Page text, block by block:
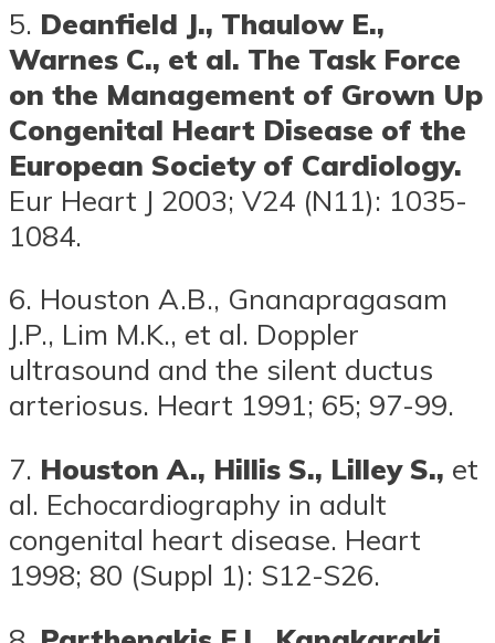
5. Deanfield J., Thaulow E.,
Warnes C., et al. The Task Force
on the Management of Grown Up
Congenital Heart Disease of the
European Society of Cardiology.
Eur Heart J 2003; V24 (N11): 1035-
1084.
6. Houston A.B., Gnanapragasam
J.P., Lim M.K., et al. Doppler
ultrasound and the silent ductus
arteriosus. Heart 1991; 65; 97-99.
7. Houston A., Hillis S., Lilley S., et
al. Echocardiography in adult
congenital heart disease. Heart
1998; 80 (Suppl 1): S12-S26.